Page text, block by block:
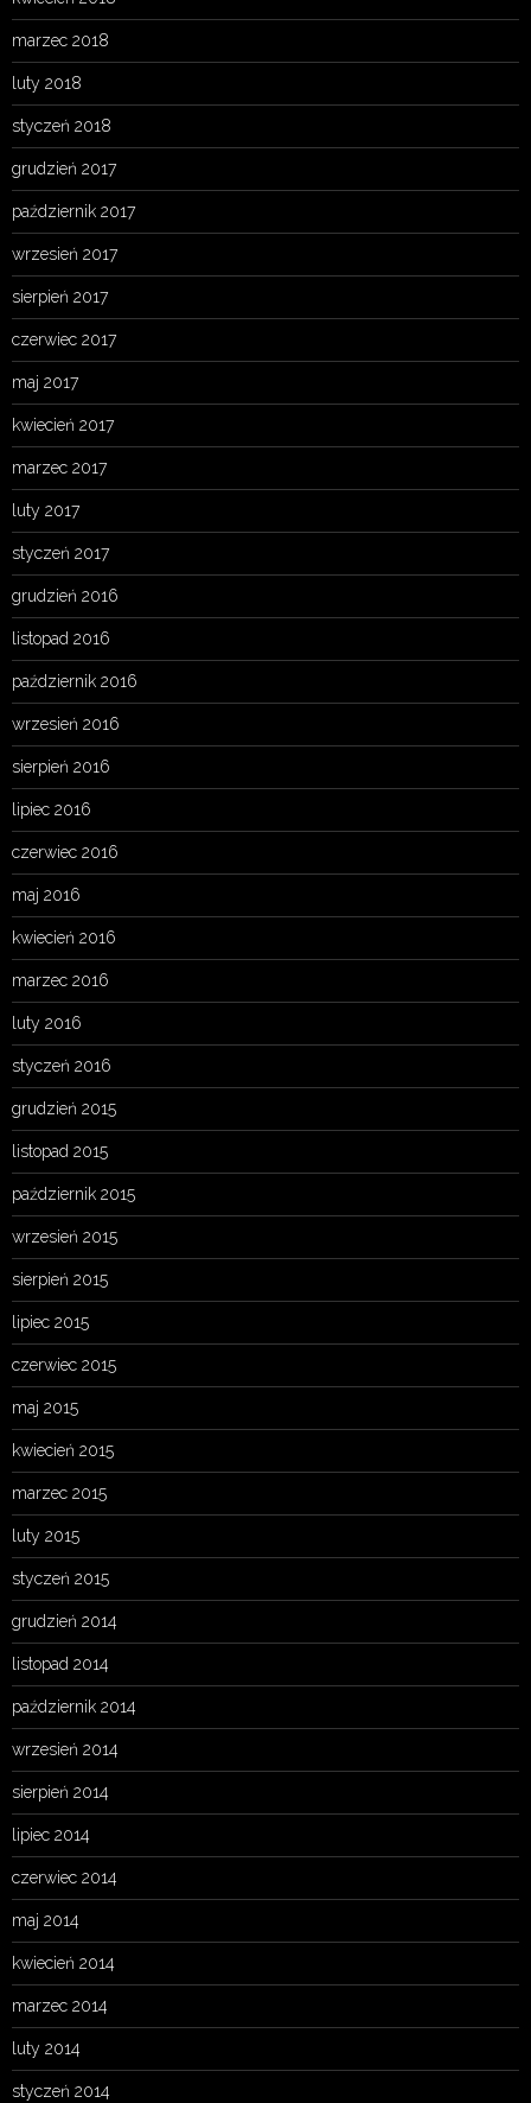
marzec 2018
luty 2018
styczeń 2018
grudzień 2017
październik 2017
wrzesień 2017
sierpień 2017
czerwiec 2017
maj 2017
kwiecień 2017
marzec 2017
luty 2017
styczeń 2017
grudzień 2016
listopad 2016
październik 2016
wrzesień 2016
sierpień 2016
lipiec 2016
czerwiec 2016
maj 2016
kwiecień 2016
marzec 2016
luty 2016
styczeń 2016
grudzień 2015
listopad 2015
październik 2015
wrzesień 2015
sierpień 2015
lipiec 2015
czerwiec 2015
maj 2015
kwiecień 2015
marzec 2015
luty 2015
styczeń 2015
grudzień 2014
listopad 2014
październik 2014
wrzesień 2014
sierpień 2014
lipiec 2014
czerwiec 2014
maj 2014
kwiecień 2014
marzec 2014
luty 2014
styczeń 2014